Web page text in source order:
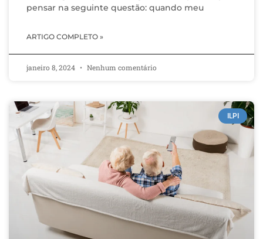
pensar na seguinte questão: quando meu
ARTIGO COMPLETO »
janeiro 8, 2024 Nenhum comentário
ILPI